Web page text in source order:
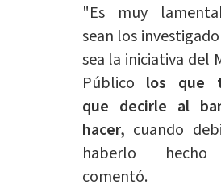
"Es muy
sean los
sea la iniciativa del
Público los que
que decirle al
hacer, cuando
haberlo
comentó.